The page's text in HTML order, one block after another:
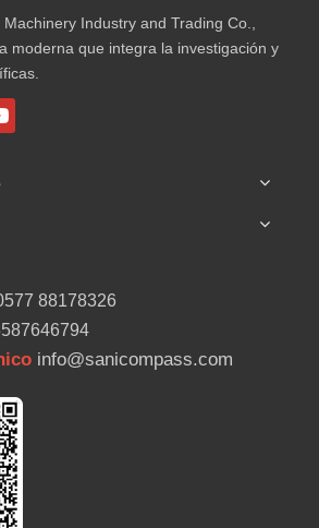
Industry and Trading Co.,
moderna que integra la investigación y
88178326
info@sanicompass.com